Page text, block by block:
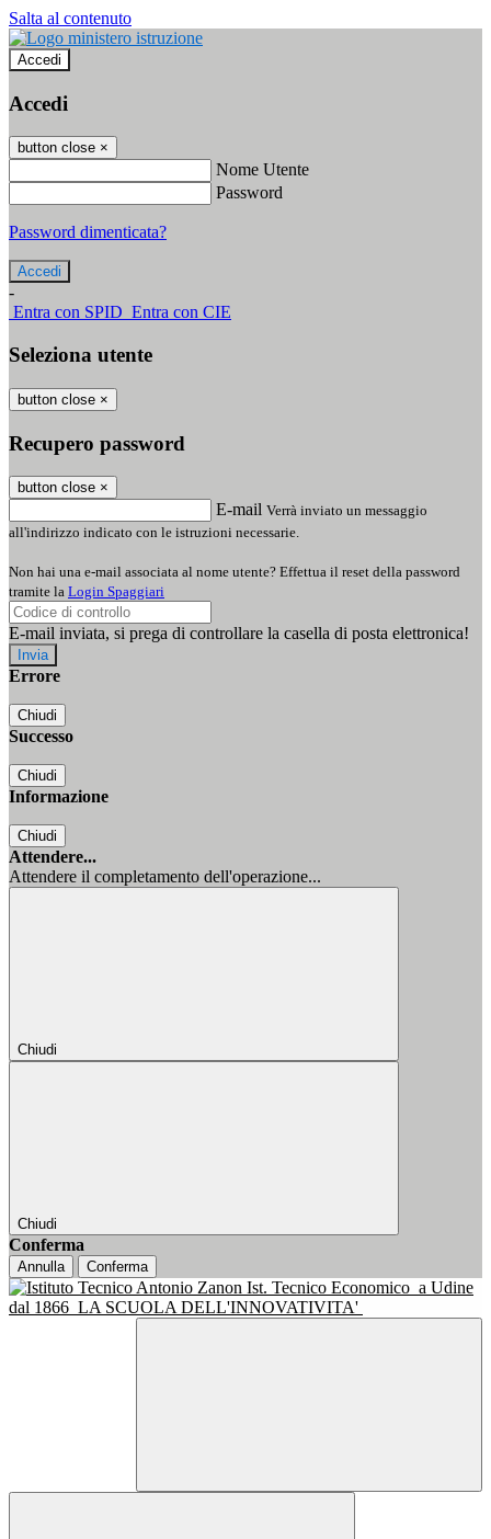
Salta al contenuto
Accedi
Accedi
button close ×
Nome Utente
Password
Password dimenticata?
-
Entra con SPID Entra con CIE
Seleziona utente
button close ×
Recupero password
button close ×
E-mail Verrà inviato un messaggio
all'indirizzo indicato con le istruzioni necessarie.
Non hai una e-mail associata al nome utente? Effettua il reset della password
tramite la Login Spaggiari
E-mail inviata, si prega di controllare la casella di posta elettronica!
Errore
Chiudi
Successo
Chiudi
Informazione
Chiudi
Attendere...
Attendere il completamento dell'operazione...
Chiudi
Chiudi
Conferma
Annulla Conferma
Ist. Tecnico Economico a Udine
dal 1866 LA SCUOLA DELL'INNOVATIVITA'